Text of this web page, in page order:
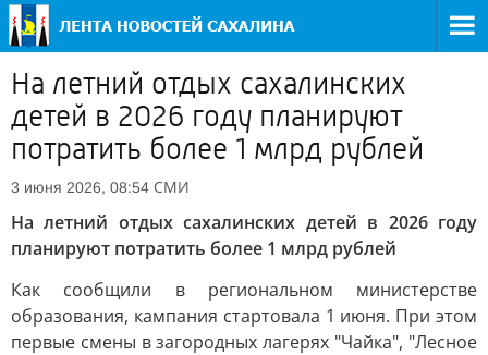
На летний отдых сахалинских
детей в 2026 году планируют
потратить более 1 млрд рублей
3 июня 2026, 08:54 СМИ
На летний отдых сахалинских детей в 2026 году
планируют потратить более 1 млрд рублей
Как сообщили в региональном министерстве
образования, кампания стартовала 1 июня. При этом
первые смены в загородных лагерях "Чайка", "Лесное